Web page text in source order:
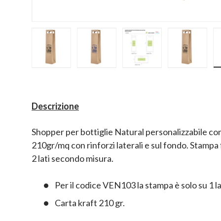
Descrizione
Shopper per bottiglie Natural personalizzabile
210gr/mq con rinforzi laterali e sul fondo.
2 lati secondo misura.
Per il codice VEN103 la stampa è solo su 1
Carta kraft 210 gr.